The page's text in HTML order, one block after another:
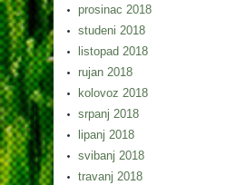
prosinac 2018
studeni 2018
listopad 2018
rujan 2018
kolovoz 2018
srpanj 2018
lipanj 2018
svibanj 2018
travanj 2018